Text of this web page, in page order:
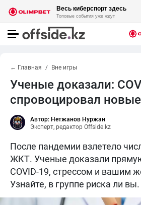
← Главная Вне игры
Ученые доказали:
спровоцировал
Автор: Нетжанов Нуржан
Эксперт, редактор Offside.kz
После пандемии взлетело
ЖКТ. Ученые доказали
COVID-19, стрессом и вашим
Узнайте, в группе риска ли вы.